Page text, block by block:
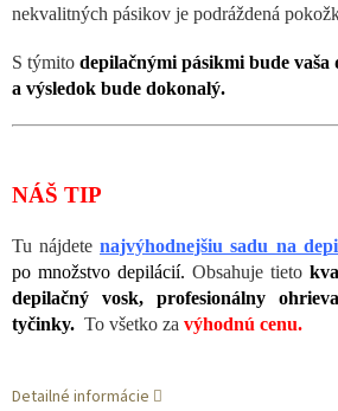
nekvalitných pásikov je podráždená
S týmito depilačnými pásikmi bude vaša
a výsledok bude dokonalý.
NÁŠ TIP
Tu nájdetenajvýhodnejšiu sadu na
po množstvo depilácií. Obsahuje tieto
depilačný vosk, profesionálny
tyčinky. To všetko za výhodnú cenu.
Detailné informácie